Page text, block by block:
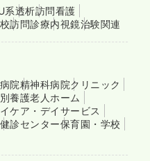
系透析訪問看護
訪問診療内視鏡治験関連
院精神科病院クリニック
養護老人ホーム
ケア・デイサービス
健診センター保育園・学校